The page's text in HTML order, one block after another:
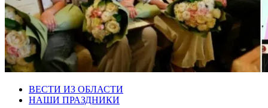
ВЕСТИ ИЗ ОБЛАСТИ
НАШИ ПРАЗДНИКИ